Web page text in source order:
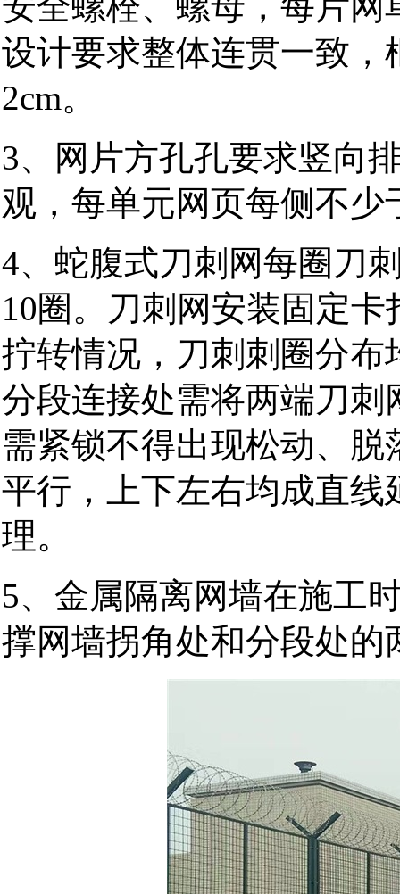
设计要求整体连贯一致
2cm。
3、网片方孔孔要求竖向
观，每单元网页每侧不
4、蛇腹式刀刺网每圈刀
10圈。刀刺网安装固定
拧转情况，刀刺刺圈分布
分段连接处需将两端刀
需紧锁不得出现松动、
平行，上下左右均成直
理。
5、金属隔离网墙在施工
撑网墙拐角处和分段处